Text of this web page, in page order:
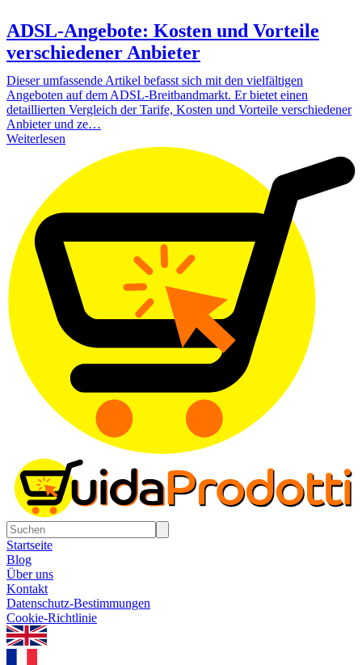
ADSL-Angebote: Kosten und Vorteile
verschiedener Anbieter
Dieser umfassende Artikel befasst sich mit den vielfältigen
Angeboten auf dem ADSL-Breitbandmarkt. Er bietet einen
detaillierten Vergleich der Tarife, Kosten und Vorteile verschiedener
Anbieter und ze…
Weiterlesen
Startseite
Blog
Über uns
Kontakt
Datenschutz-Bestimmungen
Cookie-Richtlinie